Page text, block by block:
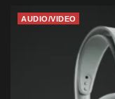
AUDIO/VIDEO